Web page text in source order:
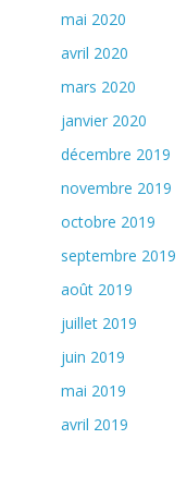
mai 2020
avril 2020
mars 2020
janvier 2020
décembre 2019
novembre 2019
octobre 2019
septembre 2019
août 2019
juillet 2019
juin 2019
mai 2019
avril 2019